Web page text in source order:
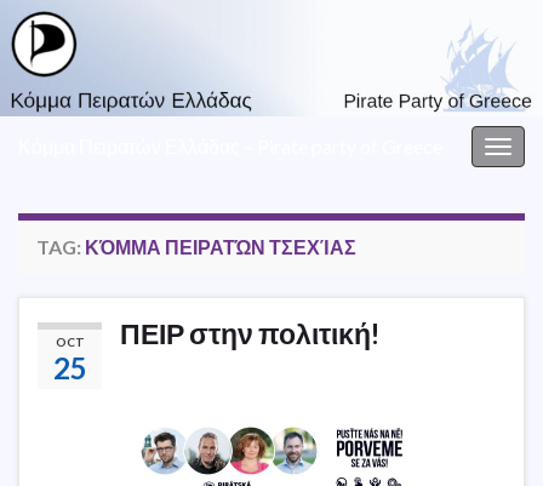
TAG: ΚΌΜΜΑ ΠΕΙΡΑΤΏΝ ΤΣΕΧΊΑΣ
OCT
25
ΠΕΙΡ στην πολιτική!